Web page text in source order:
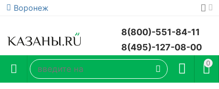
Воронеж
8(800)-551-84-11
8(495)-127-08-00
0